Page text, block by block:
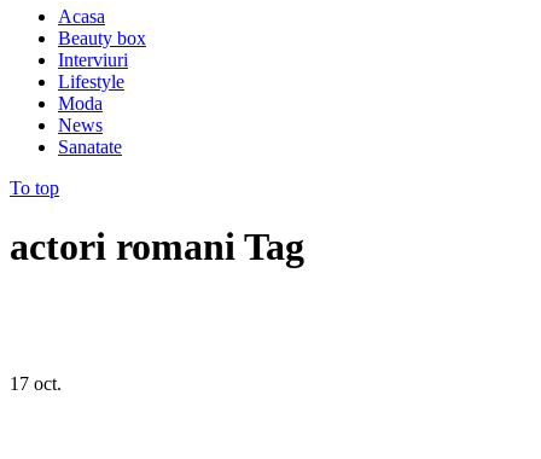
Acasa
Beauty box
Interviuri
Lifestyle
Moda
News
Sanatate
To top
actori romani Tag
17 oct.